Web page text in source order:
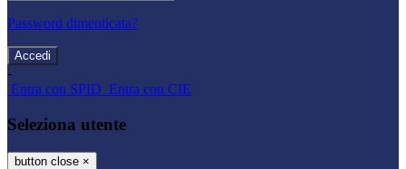
Password dimenticata?
-
Entra con SPID Entra con CIE
Seleziona utente
button close ×